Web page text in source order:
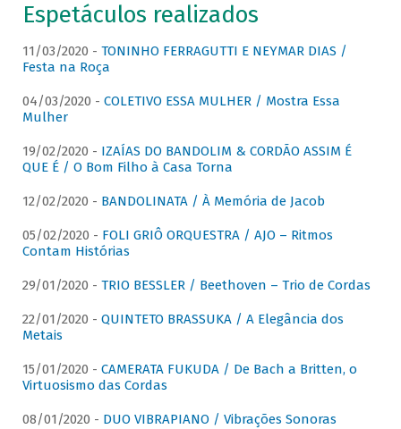
Espetáculos realizados
11/03/2020 - TONINHO FERRAGUTTI E NEYMAR DIAS /
Festa na Roça
04/03/2020 - COLETIVO ESSA MULHER / Mostra Essa
Mulher
19/02/2020 - IZAÍAS DO BANDOLIM & CORDÃO ASSIM É
QUE É / O Bom Filho à Casa Torna
12/02/2020 - BANDOLINATA / À Memória de Jacob
05/02/2020 - FOLI GRIÔ ORQUESTRA / AJO – Ritmos
Contam Histórias
29/01/2020 - TRIO BESSLER / Beethoven – Trio de Cordas
22/01/2020 - QUINTETO BRASSUKA / A Elegância dos
Metais
15/01/2020 - CAMERATA FUKUDA / De Bach a Britten, o
Virtuosismo das Cordas
08/01/2020 - DUO VIBRAPIANO / Vibrações Sonoras